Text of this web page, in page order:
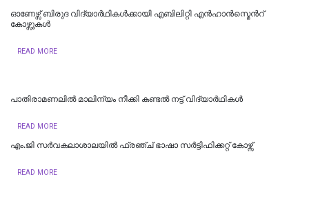
ഓണേഴ്സ് ബിരുദ വിദ്യാര്‍ഥികള്‍ക്കായി എബിലിറ്റി എന്‍ഹാന്‍സ്മെന്‍റ്
കോഴ്സുകള്‍
READ MORE
പാതിരാമണലില്‍ മാലിന്യം നീക്കി കണ്ടല്‍ നട്ട് വിദ്യാര്‍ഥികള്‍
READ MORE
എം.ജി സര്‍വകലാശാലയില്‍ ഫ്രഞ്ച് ഭാഷാ സര്‍ട്ടിഫിക്കറ്റ് കോഴ്സ്
READ MORE